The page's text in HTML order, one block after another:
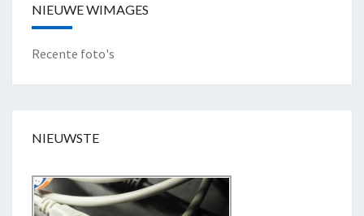
NIEUWE WIMAGES
Recente foto's
NIEUWSTE